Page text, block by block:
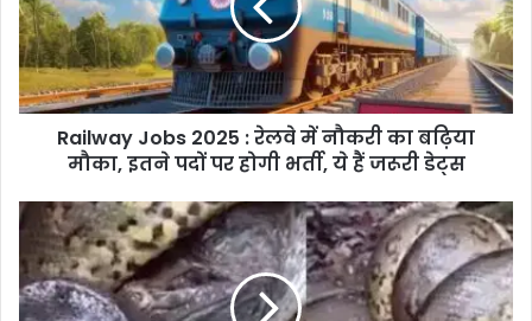
रेलवे
में
नौकरी
का
बढ़िया
पर
होगी
भर्ती,
ये
हैं
Railway Jobs 2025 : रेलवे में नौकरी का बढ़िया
मौका, इतने पदों पर होगी भर्ती, ये हैं जरूरी डेट्स
Snake
Fight
Video
:
एनाकोंडा